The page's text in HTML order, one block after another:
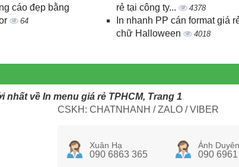
cáo đẹp bằng
64
rẻ tại công ty...
4378
In nhanh PP cán format giá
chữ Halloween
4018
về In menu giá rẻ TPHCM, Trang 1
CSKH: CHATNHANH / ZALO / VIBER
Xuân Hạ
090 6863 365
Ánh Duyên
090